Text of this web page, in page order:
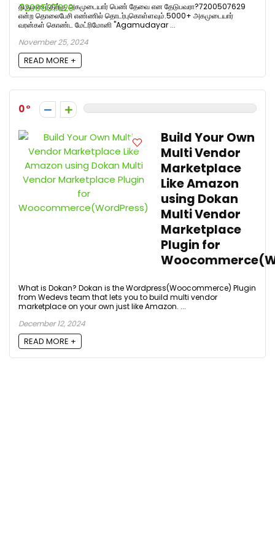
திருமணத்திற்கு அகமுடையார் பெண் தேவை என தேடுபவரா?7200507629
என்ற தொலைபேசி எண்ணில் தொடர்புகொள்ளவும்.5000+ அகமுடையார்
வரன்கள் கொண்ட மேட்ரிமோனி "Agamudayar ...
November 25, 2024
READ MORE +
0
Build Your Own
Multi Vendor
Marketplace
Like Amazon
using Dokan
Multi Vendor
Marketplace
Plugin for
What is Dokan? Dokan is the Wordpress(Woocommerce) Plugin
from Wedevs team that lets you to build multi vendor
marketplace on your own just like Amazon. ...
December 12, 2024
READ MORE +